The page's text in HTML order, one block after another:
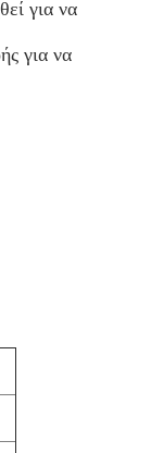
για να
για να